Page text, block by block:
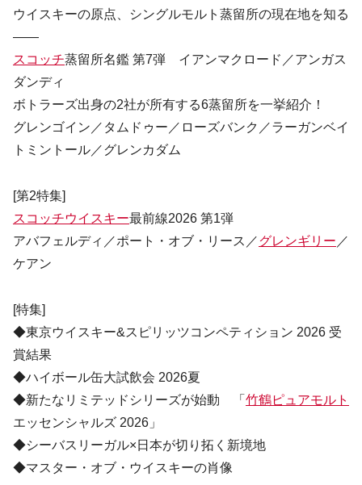
ウイスキーの原点、シングルモルト蒸留所の現在地を知る
――
スコッチ蒸留所名鑑 第7弾 イアンマクロード／アンガス
ダンディ
ボトラーズ出身の2社が所有する6蒸留所を一挙紹介！
グレンゴイン／タムドゥー／ローズバンク／ラーガンベイ
トミントール／グレンカダム
[第2特集]
スコッチウイスキー最前線2026 第1弾
アバフェルディ／ポート・オブ・リース／グレンギリー ／
ケアン
[特集]
◆東京ウイスキー&スピリッツコンペティション 2026 受
賞結果
◆ハイボール缶大試飲会 2026夏
◆新たなリミテッドシリーズが始動 「 竹鶴ピュアモルト
エッセンシャルズ 2026」
◆シーバスリーガル×日本が切り拓く新境地
◆マスター・オブ・ウイスキーの肖像